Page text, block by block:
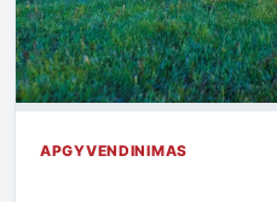
APGYVENDINIMAS